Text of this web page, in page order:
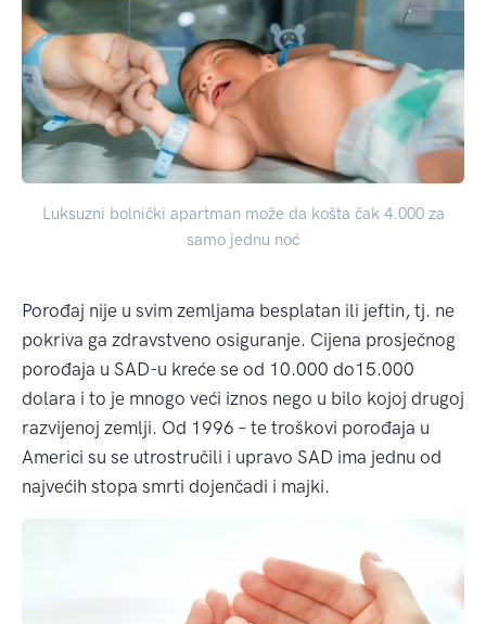
Luksuzni bolnički apartman može da košta čak 4.000 za
samo jednu noć
Porođaj nije u svim zemljama besplatan ili jeftin, tj. ne
pokriva ga zdravstveno osiguranje. Cijena prosječnog
porođaja u SAD-u kreće se od 10.000 do15.000
dolara i to je mnogo veći iznos nego u bilo kojoj drugoj
razvijenoj zemlji. Od 1996 – te troškovi porođaja u
Americi su se utrostručili i upravo SAD ima jednu od
najvećih stopa smrti dojenčadi i majki.